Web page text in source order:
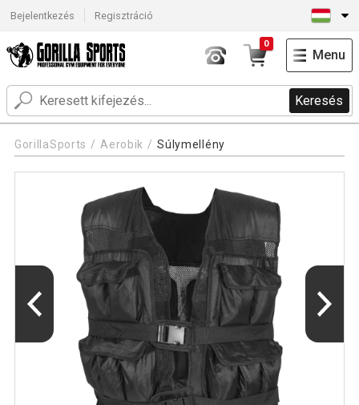
Bejelentkezés Regisztráció
Keresés
0
Menu
GorillaSports Aerobik Súlymellény